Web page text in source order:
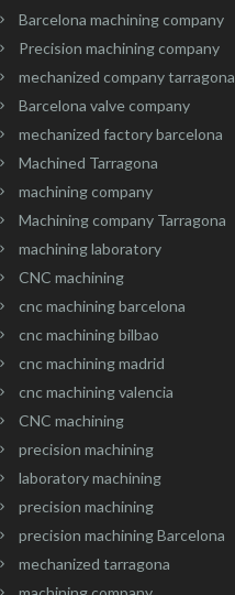
Barcelona machining company
Precision machining company
mechanized company tarragona
Barcelona valve company
mechanized factory barcelona
Machined Tarragona
machining company
Machining company Tarragona
machining laboratory
CNC machining
cnc machining barcelona
cnc machining bilbao
cnc machining madrid
cnc machining valencia
CNC machining
precision machining
laboratory machining
precision machining
precision machining Barcelona
mechanized tarragona